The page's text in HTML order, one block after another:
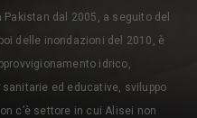
Pakistan dal 2005, a seguito del
delle inondazioni del 2010, è
idrico,
ed educative, sviluppo
c’è settore in cui Alisei non